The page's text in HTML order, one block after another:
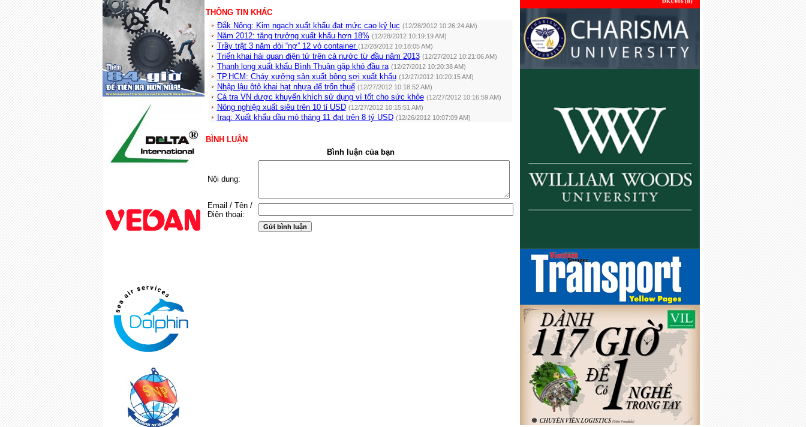
THÔNG TIN KHÁC
Đắk Nông: Kim ngạch xuất khẩu đạt mức cao kỷ lục (12/28/2012 10:26:24 AM)
Năm 2012: tăng trưởng xuất khẩu hơn 18% (12/28/2012 10:19:19 AM)
Trầy trật 3 năm đòi “nợ” 12 vỏ container (12/28/2012 10:18:05 AM)
Triển khai hải quan điện tử trên cả nước từ đầu năm 2013 (12/27/2012 10:21:06 AM)
Thanh long xuất khẩu Bình Thuận gặp khó đầu ra (12/27/2012 10:20:38 AM)
TP.HCM: Cháy xưởng sản xuất bông sợi xuất khẩu (12/27/2012 10:20:15 AM)
Nhập lậu ôtô khai hạt nhựa để trốn thuế (12/27/2012 10:18:52 AM)
Cá tra VN được khuyến khích sử dụng vì tốt cho sức khỏe (12/27/2012 10:16:59 AM)
Nông nghiệp xuất siêu trên 10 tỉ USD (12/27/2012 10:15:51 AM)
Iraq: Xuất khẩu dầu mỏ tháng 11 đạt trên 8 tỷ USD (12/26/2012 10:07:09 AM)
BÌNH LUẬN
Bình luận của bạn
Nội dung:
Email / Tên /
Điện thoại: